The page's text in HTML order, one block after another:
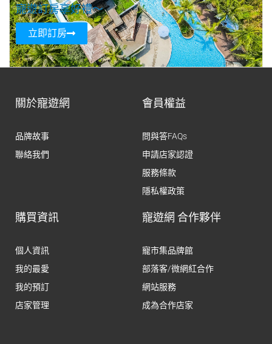
寵遊訂房享好禮～
立即訂房
關於寵遊網
品牌故事
聯絡我們
會員權益
問與答FAQs
申請店家認證
服務條款
隱私權政策
購買資訊
個人資訊
我的最愛
我的預訂
店家管理
寵遊網 合作夥伴
寵市集品牌館
部落客/微網紅合作
網站服務
成為合作店家